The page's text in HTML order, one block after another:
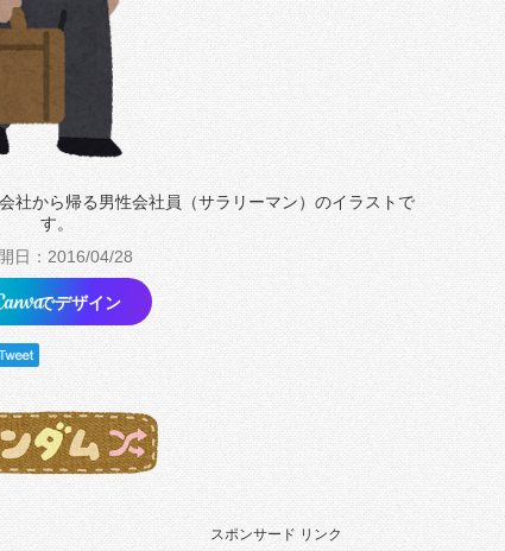
社から帰る男性会社員（サラリーマン）のイラストで
す。
日：2016/04/28
でデザイン
スポンサード リンク